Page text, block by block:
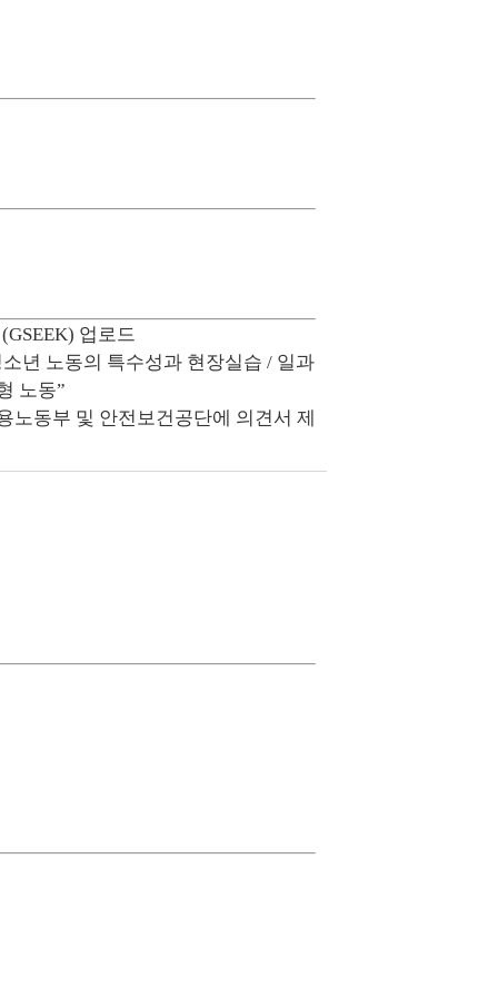
업로드
년 노동의 특수성과 현장실습 / 일과
노동”
노동부 및 안전보건공단에 의견서 제